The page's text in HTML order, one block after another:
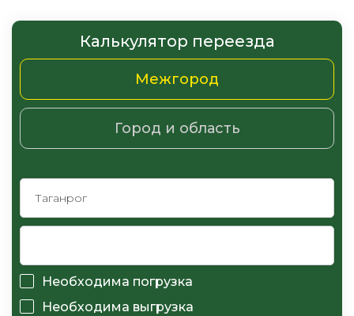
Калькулятор переезда
Межгород
Город и область
Необходима погрузка
Необходима выгрузка